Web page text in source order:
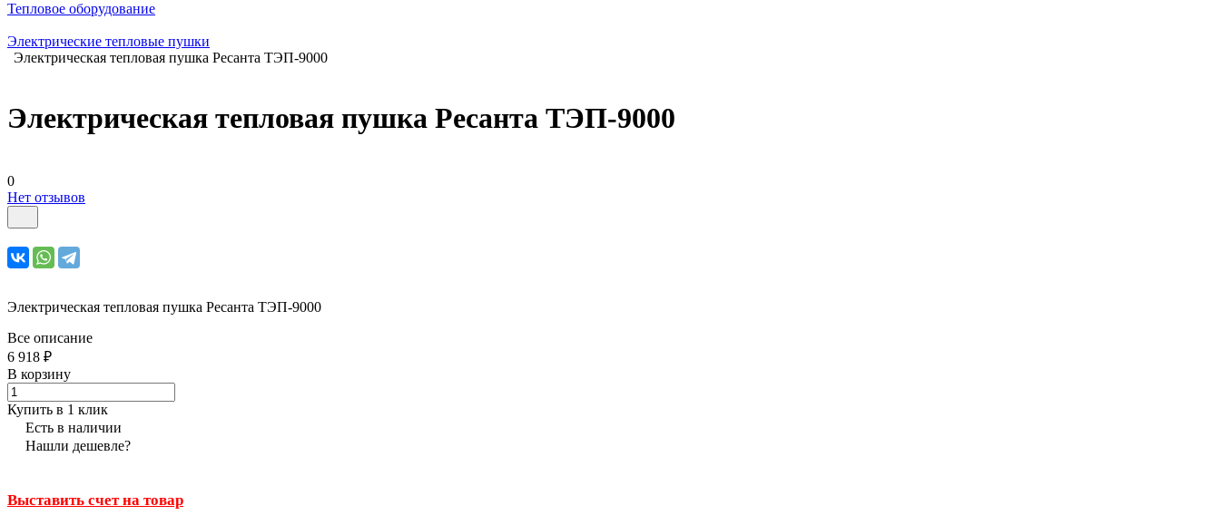
Тепловое оборудование
Электрические тепловые пушки
Электрическая тепловая пушка Ресанта ТЭП-9000
Электрическая тепловая пушка Ресанта ТЭП-9000
0
Нет отзывов
Электрическая тепловая пушка Ресанта ТЭП-9000
Все описание
6 918 ₽
В корзину
Купить в 1 клик
Есть в наличии
Нашли дешевле?
Выставить счет на товар